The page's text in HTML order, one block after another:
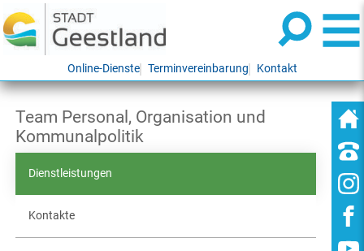
Online-Dienste Terminvereinbarung Kontakt
Team Personal, Organisation und
Kommunalpolitik
Dienstleistungen
Kontakte